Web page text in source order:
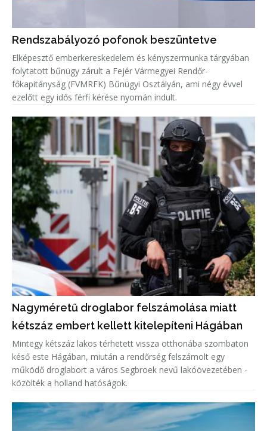
Rendszabályozó pofonok beszüntetve
Elképesztő emberkereskedelem és kényszermunka tárgyában
folytatott bűnügy zárult a Fejér Vármegyei Rendőr-
főkapitányság (FVMRFK) Bűnügyi Osztályán, ami négy évvel
ezelőtt egy idős férfi kérése nyomán indult.
Nagyméretű droglabor felszámolása miatt
kétszáz embert kellett kitelepíteni Hágában
Mintegy kétszáz lakos térhetett vissza otthonába szombaton
késő este Hágában, miután a rendőrség felszámolt egy
működő droglabort a város Segbroek nevű lakóövezetében -
közölték a holland hatóságok.